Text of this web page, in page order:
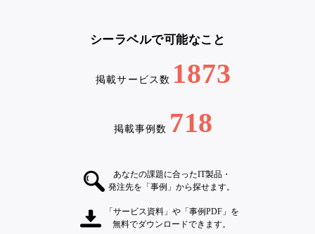
シーラベルで可能なこと
掲載サービス数 1873
掲載事例数 718
あなたの課題に合ったIT製品・
発注先を「事例」から探せます。
「サービス資料」や「事例PDF」を
無料でダウンロードできます。